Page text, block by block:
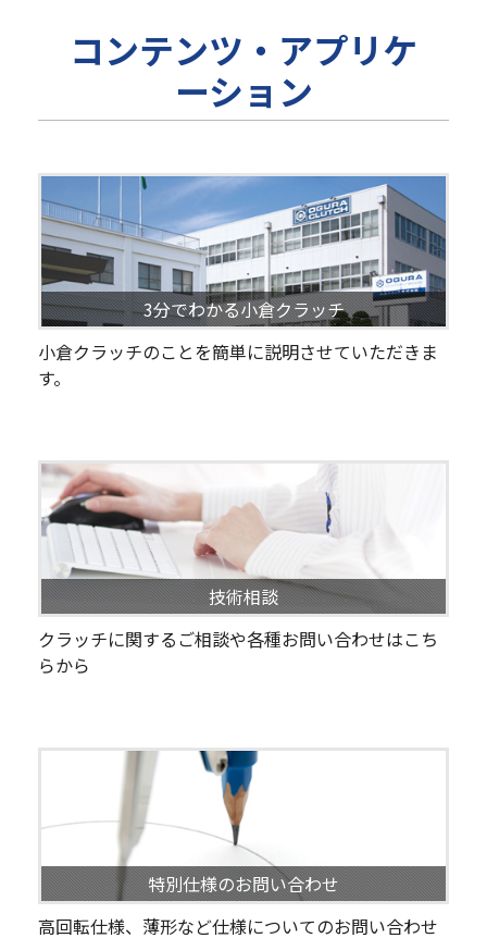
コンテンツ・アプリケ
ーション
3分でわかる小倉クラッチ
小倉クラッチのことを簡単に説明させていただきま
す。
技術相談
クラッチに関するご相談や各種お問い合わせはこち
らから
特別仕様のお問い合わせ
高回転仕様、薄形など仕様についてのお問い合わせ